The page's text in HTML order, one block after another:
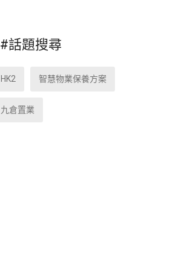
#話題搜尋
HK2 智慧物業保養方案
九倉置業